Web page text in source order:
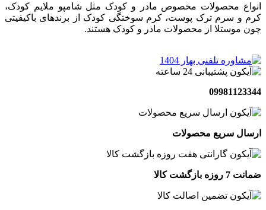
انواع محصولات مخصوص مادر و کودک مثل شامپو ملایم کودک،
کرم و سرم ترک پوست، کرم سوختگی کودک از برندهای باکیفیتی
چون موستلا از محصولات مادر و کودک هستند.
09981123344
ارسال سریع محصولات
ضمانت 7 روزه بازگشت کالا